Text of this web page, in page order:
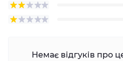
Немає відгуків про